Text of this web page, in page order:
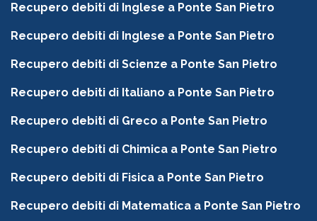
Recupero debiti di Inglese a Ponte San Pietro
Recupero debiti di Inglese a Ponte San Pietro
Recupero debiti di Scienze a Ponte San Pietro
Recupero debiti di Italiano a Ponte San Pietro
Recupero debiti di Greco a Ponte San Pietro
Recupero debiti di Chimica a Ponte San Pietro
Recupero debiti di Fisica a Ponte San Pietro
Recupero debiti di Matematica a Ponte San Pietro